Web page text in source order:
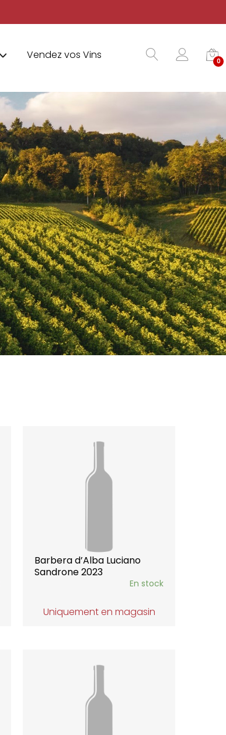
Vendez vos Vins 0
Barbera d’Alba Luciano
Sandrone 2023
En stock
Uniquement en magasin